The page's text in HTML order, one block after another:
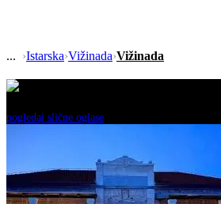
›Istarska›Vižinada›Vižinada
pogledaj slične oglase